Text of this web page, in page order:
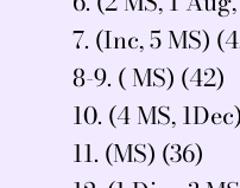
7. (Inc, 5 MS)
8-9. ( MS) (42)
10. (4 MS,
11. (MS) (36)